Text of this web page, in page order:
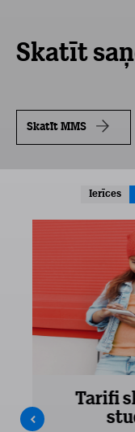
Skatīt
Skatīt MMS
Ierīces
Tarifi